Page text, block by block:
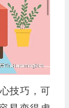
技巧，可